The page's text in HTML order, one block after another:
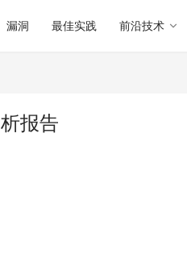
漏洞 最佳实践 前沿技术
报告